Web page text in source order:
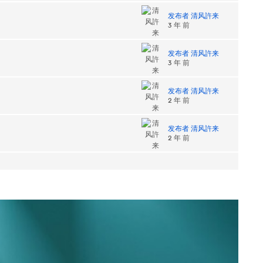
发布者 清风許来
3 年 前
发布者 清风許来
3 年 前
发布者 清风許来
2 年 前
发布者 清风許来
2 年 前